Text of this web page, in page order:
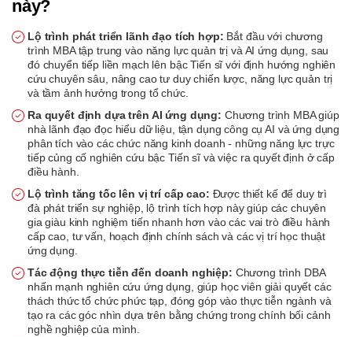
này?
Lộ trình phát triển lãnh đạo tích hợp: Bắt đầu với chương
trình MBA tập trung vào năng lực quản trị và AI ứng dụng, sau
đó chuyển tiếp liền mạch lên bậc Tiến sĩ với định hướng nghiên
cứu chuyên sâu, nâng cao tư duy chiến lược, năng lực quản trị
và tầm ảnh hưởng trong tổ chức.
Ra quyết định dựa trên AI ứng dụng: Chương trình MBA giúp
nhà lãnh đạo đọc hiểu dữ liệu, tận dụng công cụ AI và ứng dụng
phân tích vào các chức năng kinh doanh - những năng lực trực
tiếp củng cố nghiên cứu bậc Tiến sĩ và việc ra quyết định ở cấp
điều hành.
Lộ trình tăng tốc lên vị trí cấp cao: Được thiết kế để duy trì
đà phát triển sự nghiệp, lộ trình tích hợp này giúp các chuyên
gia giàu kinh nghiệm tiến nhanh hơn vào các vai trò điều hành
cấp cao, tư vấn, hoạch định chính sách và các vị trí học thuật
ứng dụng.
Tác động thực tiễn đến doanh nghiệp: Chương trình DBA
nhấn mạnh nghiên cứu ứng dụng, giúp học viên giải quyết các
thách thức tổ chức phức tạp, đóng góp vào thực tiễn ngành và
tạo ra các góc nhìn dựa trên bằng chứng trong chính bối cảnh
nghề nghiệp của mình.